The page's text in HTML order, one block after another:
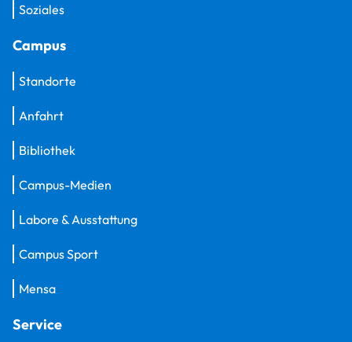
Soziales
Campus
Standorte
Anfahrt
Bibliothek
Campus-Medien
Labore & Ausstattung
Campus Sport
Mensa
Service